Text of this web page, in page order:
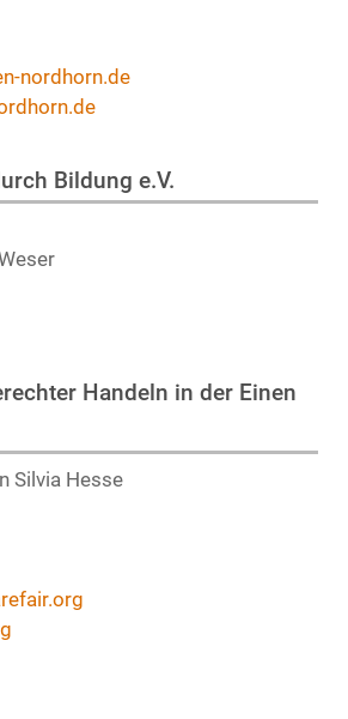
nordhorn.de
Bildung e.V.
Handeln in der Einen
Silvia Hesse